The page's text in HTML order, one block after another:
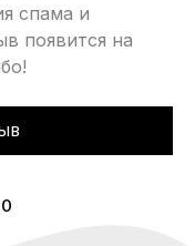
спама и
появится на